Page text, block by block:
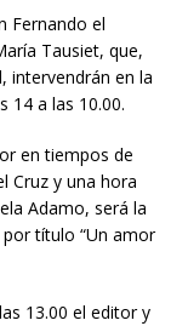
Fernando el
Tausiet, que,
intervendrán en la
14 a las 10.00.
en tiempos de
Cruz y una hora
Adamo, será la
título “Un amor
13.00 el editor y